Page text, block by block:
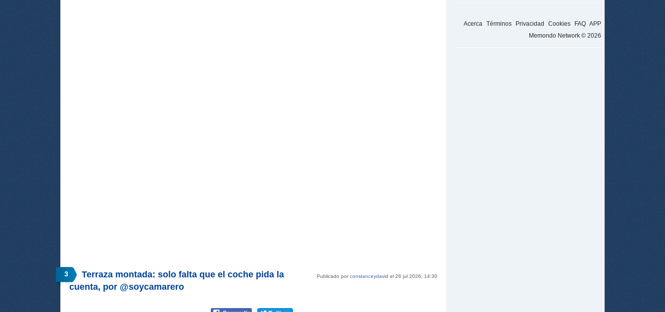
3 Publicado porconstanceydavid el 26 jul 2026, 14:30
Terraza montada: solo falta que el coche pida la
cuenta, por @soycamarero
Acerca Términos Privacidad Cookies FAQ APP
Memondo Network © 2026